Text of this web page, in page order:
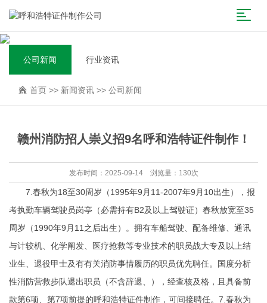
公司新闻 行业资讯
首页 >> 新闻资讯 >> 公司新闻
赣州消防招人崇义招9名呼和浩特证件制作！
发布时间：2025-09-14 浏览量：130次
7.春秋为18至30周岁（1995年9月11-2007年9月10出生），报
考执勤车辆驾驶员岗亭（必需持有B2及以上驾驶证）春秋放宽至35
周岁（1990年9月11之后出生）。拥有车船驾驶、配备维修、通讯
与计较机、化学阐发、医疗抢救等专业技术的职员战大专及以上结
业生、退役甲士及有有关消防事情履历的职员优先聘任。国度分析
性消防营救步队退出职员（不含辞退、），经查核及格，且具备前
款第6项、第7项前提的呼和浩特证件制作，可间接聘任。7.春秋为